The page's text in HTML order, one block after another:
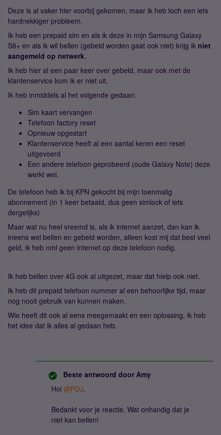
Deze is al vaker hier voorbij gekomen, maar ik heb toch een iets
hardnekkiger probleem.
Ik heb een prepaid sim en als ik deze in mijn Samsung Galaxy
S8+ en als ik wil bellen (gebeld worden gaat ook niet) krijg ik niet
aangemeld op netwerk.
Ik heb hier al een paar keer over gebeld, maar ook met de
klantenservice kom ik er niet uit.
Ik heb inmiddels al het volgende gedaan:
Sim kaart vervangen
Telefoon factory reset
Opnieuw opgestart
Klantenservice heeft al een aantal keren een reset
uitgevoerd
Een andere telefoon geprobeerd (oude Galaxy Note) deze
werkt wel.
De telefoon heb ik bij KPN gekocht bij mijn toenmalig
abonnement (in 1 keer betaald, dus geen simlock of iets
dergelijks)
Maar wat nu heel vreemd is, als ik internet aanzet, dan kan ik
ineens wel bellen en gebeld worden, alleen kost mij dat best veel
geld, ik heb nml geen internet op deze telefoon nodig.
Ik heb bellen over 4G ook al uitgezet, maar dat hielp ook niet.
Ik heb dit prepaid telefoon nummer al een behoorlijke tijd, maar
nog nooit gebruik van kunnen maken.
Wie heeft dit ook al eens meegemaakt en een oplossing, ik heb
het idee dat ik alles al gedaan heb.
Beste antwoord door Amy
Hoi @PDJ,
Bedankt voor je reactie. Wat onhandig dat je
niet kan bellen!